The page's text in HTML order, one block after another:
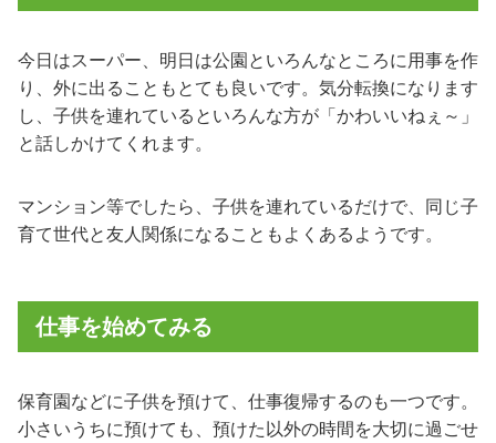
今日はスーパー、明日は公園といろんなところに用事を作
り、外に出ることもとても良いです。気分転換になります
し、子供を連れているといろんな方が「かわいいねぇ～」
と話しかけてくれます。
マンション等でしたら、子供を連れているだけで、同じ子
育て世代と友人関係になることもよくあるようです。
仕事を始めてみる
保育園などに子供を預けて、仕事復帰するのも一つです。
小さいうちに預けても、預けた以外の時間を大切に過ごせ